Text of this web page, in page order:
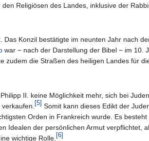
Religiösen des Landes, inklusive der
Konzil bestätigte im neunten Jahr nach
war − nach der Darstellung der Bibel − im 10.
die Straßen des heiligen Landes für
II. keine Möglichkeit mehr, sich bei
[5] Somit kann dieses Edikt der
Orden in Frankreich wurde. Es
Idealen der persönlichen Armut verpflichtet,
wichtige Rolle. [6]